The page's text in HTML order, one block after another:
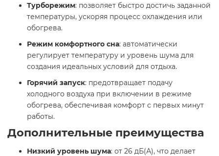
Турборежим: позволяет быстро достичь заданной
температуры, ускоряя процесс охлаждения или
обогрева. ​
Режим комфортного сна: автоматически
регулирует температуру и уровень шума для
создания идеальных условий для отдыха. ​
Горячий запуск: предотвращает подачу
холодного воздуха при включении в режиме
обогрева, обеспечивая комфорт с первых минут
работы. ​
Дополнительные преимущества ​
Низкий уровень шума: от 26 дБ(А), что делает